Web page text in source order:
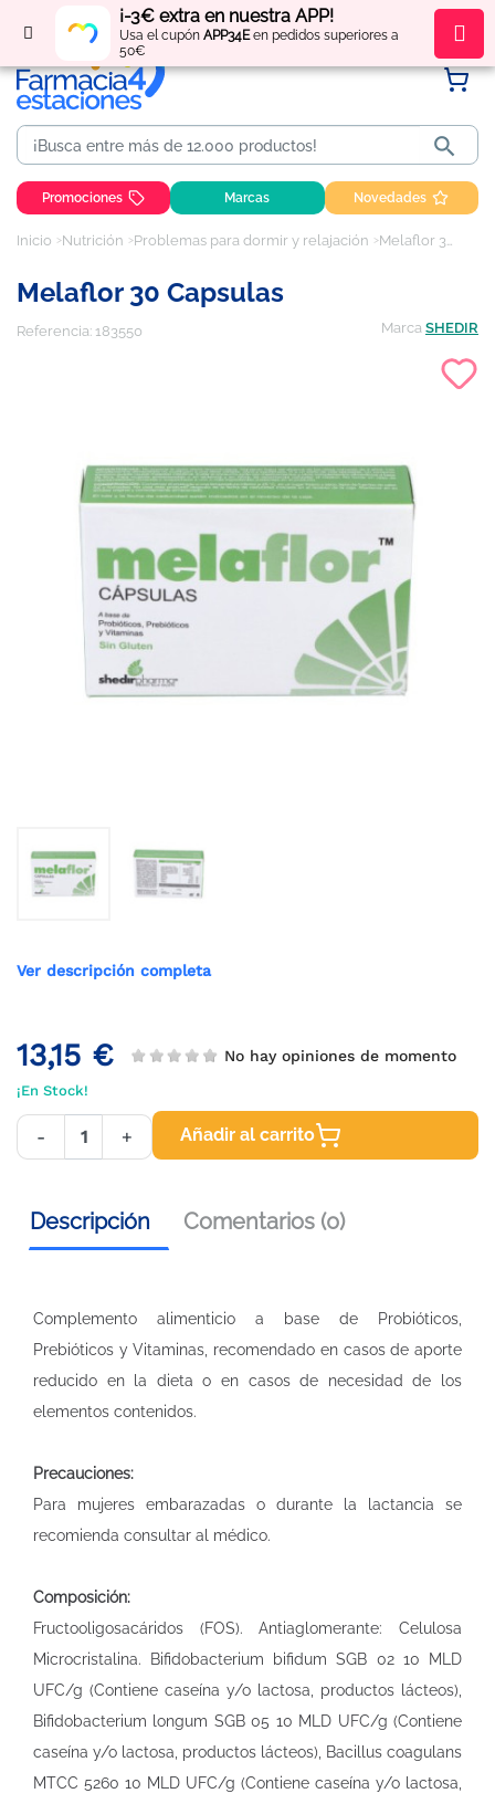
¡-3€ extra en nuestra APP!
Usa el cupón APP34Een pedidos superiores a
50€
Regístratey obténpuntos por tus compras

Promociones Marcas Novedades
Inicio Nutrición Problemas para dormir y relajación Melaflor 30 capsulas
Melaflor 30 Capsulas
Referencia: 183550 Marca SHEDIR
Ver descripción completa
13,15 € No hay opiniones de momento
¡En Stock!
- + Añadir al carrito
Descripción Comentarios (0)
Complemento alimenticio a base de Probióticos,
Prebióticos y Vitaminas, recomendado en casos de aporte
reducido en la dieta o en casos de necesidad de los
elementos contenidos.
Precauciones:
Para mujeres embarazadas o durante la lactancia se
recomienda consultar al médico.
Composición:
Fructooligosacáridos (FOS). Antiaglomerante: Celulosa
Microcristalina. Bifidobacterium bifidum SGB 02 10 MLD
UFC/g (Contiene caseína y/o lactosa, productos lácteos),
Bifidobacterium longum SGB 05 10 MLD UFC/g (Contiene
caseína y/o lactosa, productos lácteos), Bacillus coagulans
MTCC 5260 10 MLD UFC/g (Contiene caseína y/o lactosa,